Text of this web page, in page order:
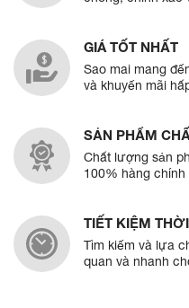
GIÁ TỐT NHẤT
Sao mai mang
và khuyến mãi
SẢN PHẨM
Chất lượng sản
100% hàng chính
TIẾT KIỆM
Tìm kiếm và lựa
quan và nhanh